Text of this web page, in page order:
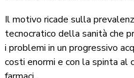
Il motivo ricade sulla
tecnocratico della sanità che
i problemi in un progressivo
costi enormi e con la spinta al